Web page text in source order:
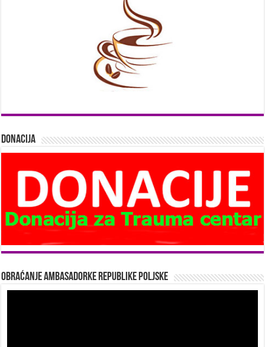
Donacija
Obraćanje Ambasadorke Republike Poljske